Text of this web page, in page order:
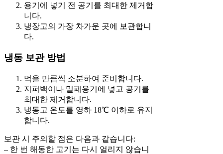
용기에 넣기 전 공기를 최대한 제거합
니다.
냉장고의 가장 차가운 곳에 보관합니
다.
냉동 보관 방법
먹을 만큼씩 소분하여 준비합니다.
지퍼백이나 밀폐용기에 넣고 공기를
최대한 제거합니다.
냉동고 온도를 영하 18℃ 이하로 유지
합니다.
보관 시 주의할 점은 다음과 같습니다:
– 한 번 해동한 고기는 다시 얼리지 않습니